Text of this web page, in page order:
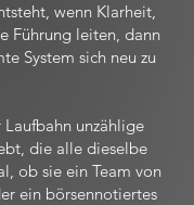
wenn Klarheit,
Führung leiten, dann
System sich neu zu
unzählige
die alle dieselbe
ob sie ein Team von
ein börsennotiertes